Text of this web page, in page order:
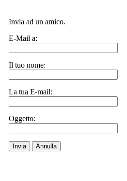
Invia ad un amico.
E-Mail a:
Il tuo nome:
La tua E-mail:
Oggetto:
Invia Annulla